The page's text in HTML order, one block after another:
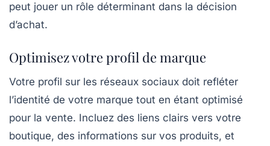
peut jouer un rôle déterminant dans la décision
d’achat.
Optimisez votre profil de marque
Votre profil sur les réseaux sociaux doit refléter
l’identité de votre marque tout en étant optimisé
pour la vente. Incluez des liens clairs vers votre
boutique, des informations sur vos produits, et